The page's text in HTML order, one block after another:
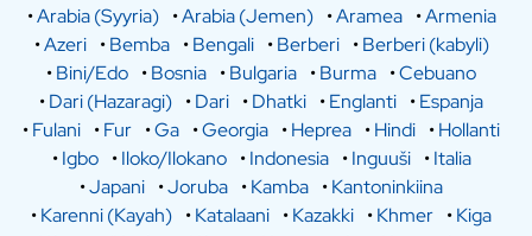
•Arabia (Syyria) •Arabia (Jemen) •Aramea •Armenia
•Azeri •Bemba •Bengali •Berberi •Berberi (kabyli)
•Bini/Edo •Bosnia •Bulgaria •Burma •Cebuano
•Dari (Hazaragi) •Dari •Dhatki •Englanti •Espanja
•Fulani •Fur •Ga •Georgia •Heprea •Hindi •Hollanti
•Igbo •Iloko/Ilokano •Indonesia •Inguuši •Italia
•Japani •Joruba •Kamba •Kantoninkiina
•Karenni (Kayah) •Katalaani •Kazakki •Khmer •Kiga